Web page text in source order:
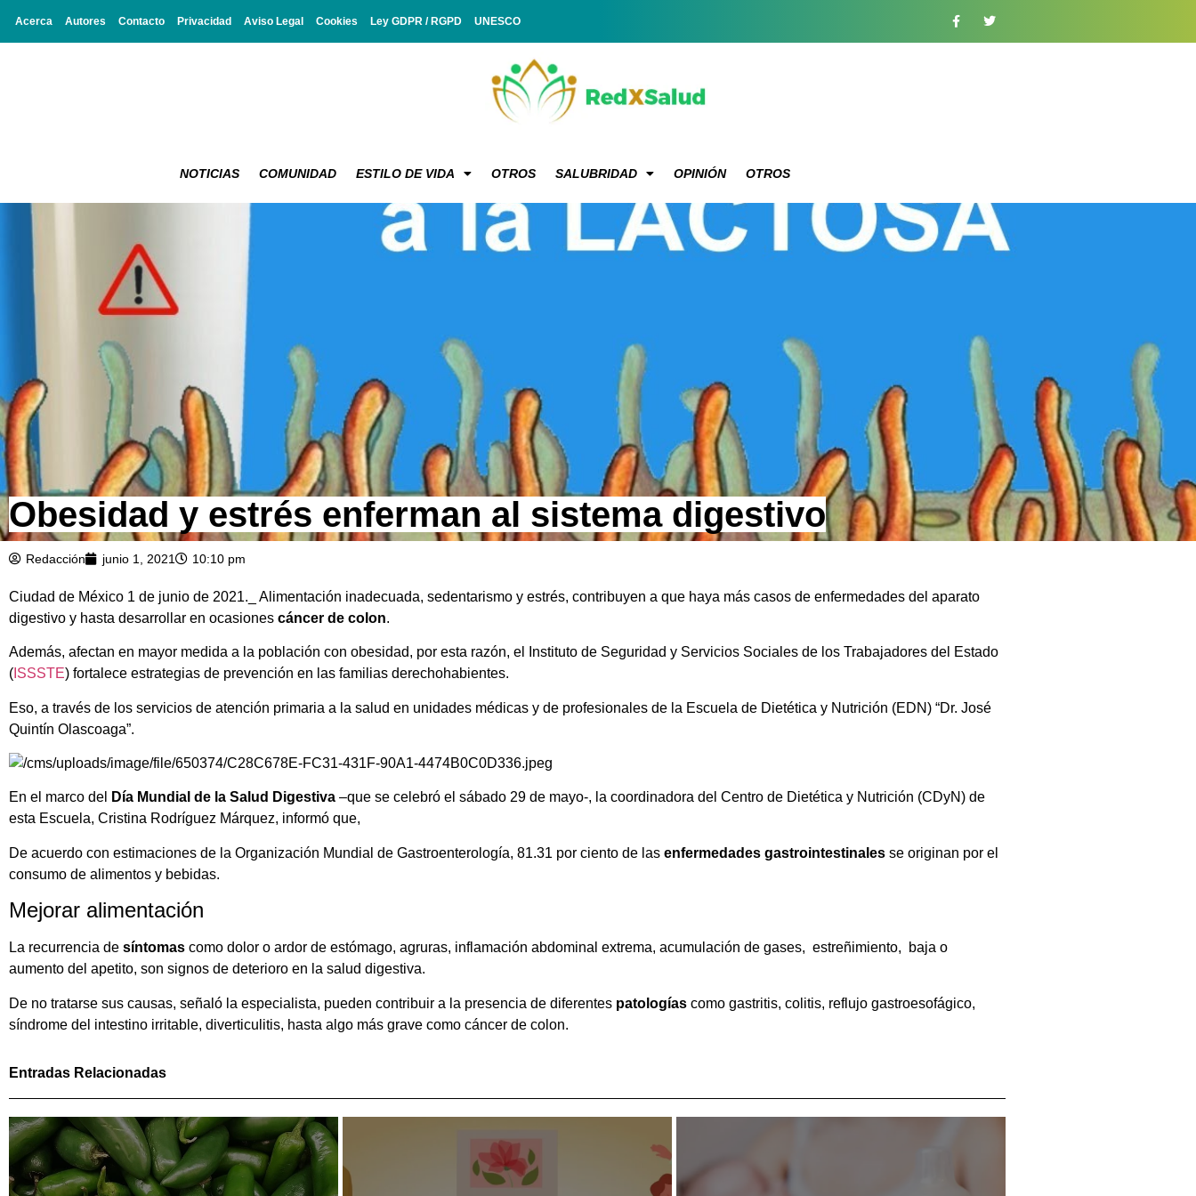
Acerca Autores Contacto Privacidad Aviso Legal Cookies Ley GDPR / RGPD UNESCO
NOTICIAS COMUNIDAD ESTILO DE VIDA OTROS SALUBRIDAD OPINIÓN OTROS
Obesidad y estrés enferman al sistema digestivo
Redacción junio 1, 2021 10:10 pm
Ciudad de México 1 de junio de 2021._ Alimentación inadecuada, sedentarismo y estrés, contribuyen a que haya más casos de enfermedades del aparato
digestivo y hasta desarrollar en ocasiones cáncer de colon.
Además, afectan en mayor medida a la población con obesidad, por esta razón, el Instituto de Seguridad y Servicios Sociales de los Trabajadores del Estado
( ISSSTE) fortalece estrategias de prevención en las familias derechohabientes.
Eso, a través de los servicios de atención primaria a la salud en unidades médicas y de profesionales de la Escuela de Dietética y Nutrición (EDN) “Dr. José
Quintín Olascoaga”.
En el marco del Día Mundial de la Salud Digestiva –que se celebró el sábado 29 de mayo-, la coordinadora del Centro de Dietética y Nutrición (CDyN) de
esta Escuela, Cristina Rodríguez Márquez, informó que,
De acuerdo con estimaciones de la Organización Mundial de Gastroenterología, 81.31 por ciento de las enfermedades gastrointestinales se originan por el
consumo de alimentos y bebidas.
Mejorar alimentación
La recurrencia de síntomas como dolor o ardor de estómago, agruras, inflamación abdominal extrema, acumulación de gases, estreñimiento, baja o
aumento del apetito, son signos de deterioro en la salud digestiva.
De no tratarse sus causas, señaló la especialista, pueden contribuir a la presencia de diferentes patologías como gastritis, colitis, reflujo gastroesofágico,
síndrome del intestino irritable, diverticulitis, hasta algo más grave como cáncer de colon.
Entradas Relacionadas